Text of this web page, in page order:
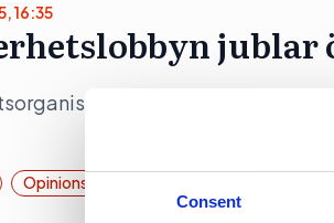
Consent
16:35
jublar
Movendi (tidigare
Opinionsbildning